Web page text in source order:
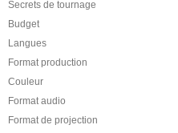
Secrets de tournage
Budget
Langues
Format production
Couleur
Format audio
Format de projection